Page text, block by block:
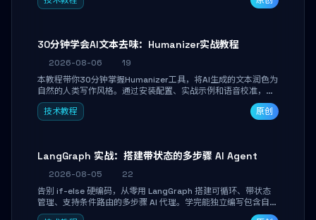
30分钟学会AI文本去味：Humanizer实战教程
2026-08-06
19
本教程带你30分钟掌握Humanizer工具，将AI生成的文本润色为
自然的人类写作风格。通过安装配置、实战示例和语音校准，让
你的内容告别AI痕迹，匹配个人写作习惯，适合内容创作者和技
术博主。
技术教程 原创
LangGraph 实战：搭建带状态的多步骤 AI Agent
2026-08-05
22
告别 if-else 硬编码，从零用 LangGraph 搭建可循环、带状态
管理、支持条件路由的多步骤 AI 代理。学完能独立编写包含自动
决策、工具调用和持久化状态的复杂工作流，并避开递归溢出、